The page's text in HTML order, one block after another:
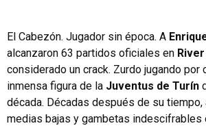
El Cabezón. Jugador sin época. A
alcanzaron 63 partidos oficiales en
considerado un crack. Zurdo jugando por
inmensa figura de la Juventus de Turín
década. Décadas después de su
medias bajas y gambetas indescifrables